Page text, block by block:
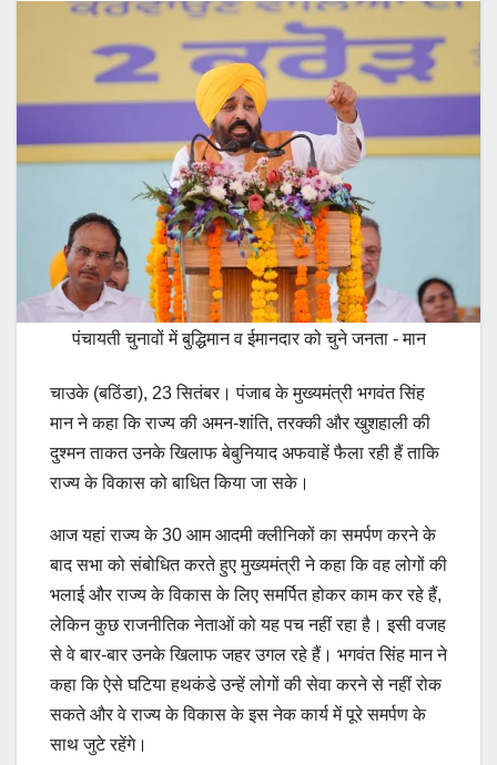
पंचायती चुनावों में बुद्धिमान व ईमानदार को चुने जनता - मान
चाउके (बठिंडा), 23 सितंबर। पंजाब के मुख्यमंत्री भगवंत सिंह
मान ने कहा कि राज्य की अमन-शांति, तरक्की और खुशहाली की
दुश्मन ताकत उनके खिलाफ बेबुनियाद अफवाहें फैला रही हैं ताकि
राज्य के विकास को बाधित किया जा सके।
आज यहां राज्य के 30 आम आदमी क्लीनिकों का समर्पण करने के
बाद सभा को संबोधित करते हुए मुख्यमंत्री ने कहा कि वह लोगों की
भलाई और राज्य के विकास के लिए समर्पित होकर काम कर रहे हैं,
लेकिन कुछ राजनीतिक नेताओं को यह पच नहीं रहा है। इसी वजह
से वे बार-बार उनके खिलाफ जहर उगल रहे हैं। भगवंत सिंह मान ने
कहा कि ऐसे घटिया हथकंडे उन्हें लोगों की सेवा करने से नहीं रोक
सकते और वे राज्य के विकास के इस नेक कार्य में पूरे समर्पण के
साथ जुटे रहेंगे।